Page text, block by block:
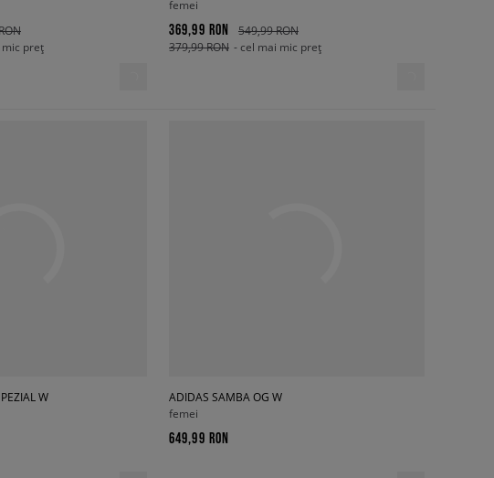
preț
femei
369,99 RON
549,99 RON
379,99 RON - cel mai mic preț
W
ADIDAS SAMBA OG W
femei
649,99 RON